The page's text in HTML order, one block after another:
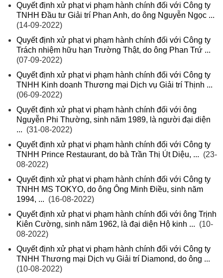
Quyết định xử phạt vi phạm hành chính đối với Công ty
TNHH Đầu tư Giải trí Phan Anh, do ông Nguyễn Ngọc ...
(14-09-2022)
Quyết định xử phạt vi phạm hành chính đối với Công ty
Trách nhiệm hữu hạn Trường Thật, do ông Phan Trứ ...
(07-09-2022)
Quyết định xử phạt vi phạm hành chính đối với Công ty
TNHH Kinh doanh Thương mại Dịch vụ Giải trí Thịnh ...
(06-09-2022)
Quyết định xử phạt vi phạm hành chính đối với ông
Nguyễn Phi Thường, sinh năm 1989, là người đại diện
... (31-08-2022)
Quyết định xử phạt vi phạm hành chính đối với Công ty
TNHH Prince Restaurant, do bà Trần Thị Út Diệu, ... (23-
08-2022)
Quyết định xử phạt vi phạm hành chính đối với Công ty
TNHH MS TOKYO, do ông Ông Minh Điều, sinh năm
1994, ... (16-08-2022)
Quyết định xử phạt vi phạm hành chính đối với ông Trịnh
Kiên Cường, sinh năm 1962, là đại diện Hộ kinh ... (10-
08-2022)
Quyết định xử phạt vi phạm hành chính đối với Công ty
TNHH Thương mại Dịch vụ Giải trí Diamond, do ông ...
(10-08-2022)